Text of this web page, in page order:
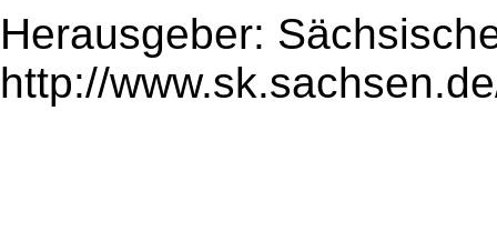
Herausgeber:
http://